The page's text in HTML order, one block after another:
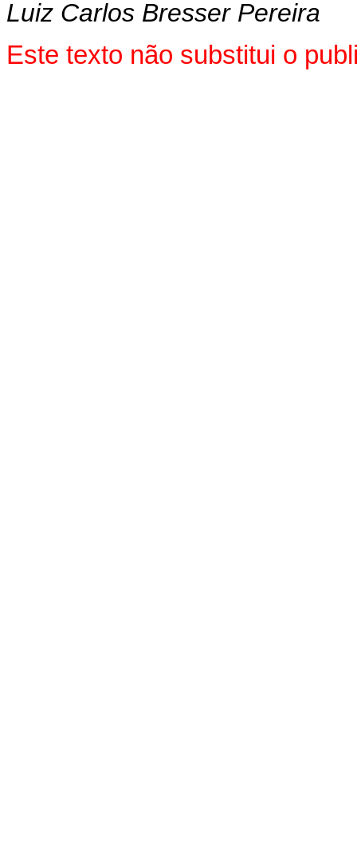
Luiz Carlos Bresser Pereira
Este texto não substitui o